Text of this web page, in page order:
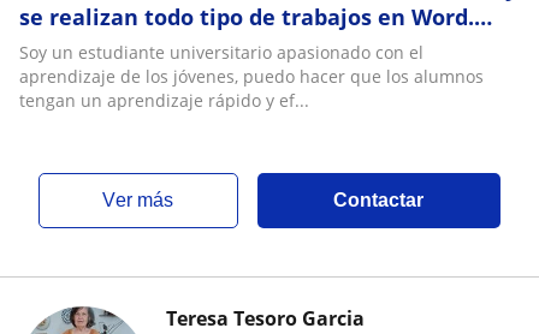
se realizan todo tipo de trabajos en Word.
Presencial o Virtual
Soy un estudiante universitario apasionado con el
aprendizaje de los jóvenes, puedo hacer que los alumnos
tengan un aprendizaje rápido y ef...
ver más Contactar
Teresa Tesoro Garcia